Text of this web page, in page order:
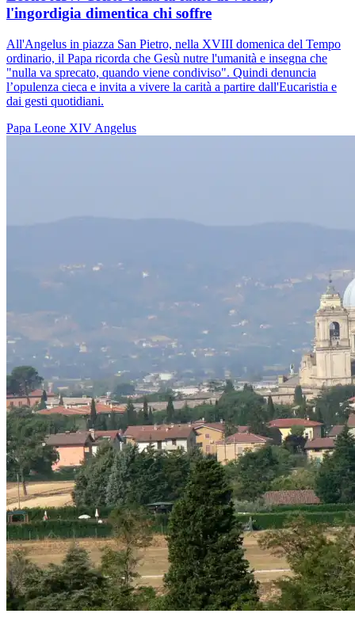
l'ingordigia dimentica chi soffre
All'Angelus in piazza San Pietro, nella XVIII domenica del Tempo
ordinario, il Papa ricorda che Gesù nutre l'umanità e insegna che
"nulla va sprecato, quando viene condiviso". Quindi denuncia
l’opulenza cieca e invita a vivere la carità a partire dall'Eucaristia e
dai gesti quotidiani.
Papa Leone XIV Angelus